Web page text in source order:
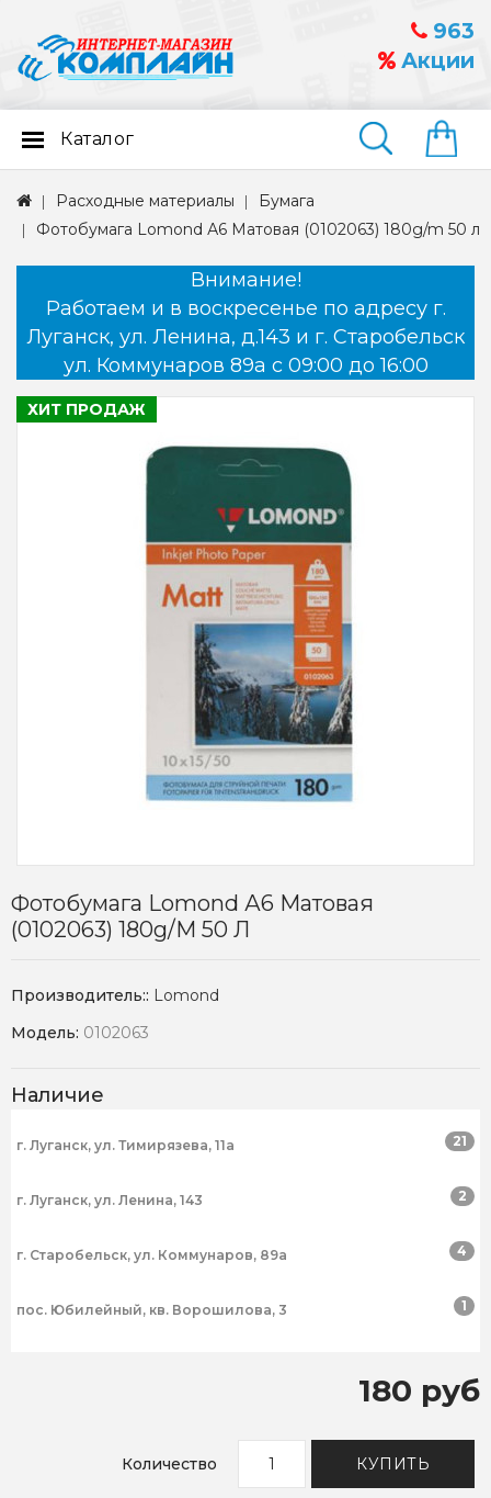
963
Акции
Найти
Каталог
Расходные материалы
Бумага
Фотобумага Lomond А6 Матовая (0102063) 180g/m 50 л
Внимание!
Работаем и в воскресенье по адресу г.
Луганск, ул. Ленина, д.143 и г. Старобельск
ул. Коммунаров 89а с 09:00 до 16:00
ХИТ ПРОДАЖ
Фотобумага Lomond А6 Матовая
(0102063) 180g/m 50 Л
Производитель:: Lomond
Модель: 0102063
Наличие
г. Луганск, ул. Тимирязева, 11а 21
г. Луганск, ул. Ленина, 143 2
г. Старобельск, ул. Коммунаров, 89а 4
пос. Юбилейный, кв. Ворошилова, 3 1
180 руб
Количество КУПИТЬ